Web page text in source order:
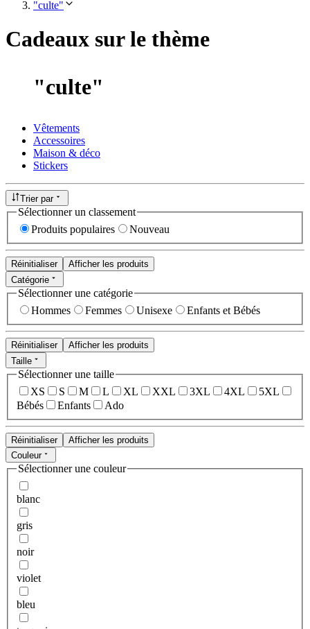
"culte"
Cadeaux sur le thème
"culte"
Vêtements
Accessoires
Maison & déco
Stickers
Trier par
Sélectionner un classement
Produits populaires
Nouveau
Réinitialiser
Afficher les produits
Catégorie
Sélectionner une catégorie
Hommes
Femmes Unisexe Enfants et Bébés
Réinitialiser
Afficher les produits
Taille
Sélectionner une taille
XS
S M L XL XXL 3XL 4XL
5XL
Bébés
Enfants Ado
Réinitialiser
Afficher les produits
Couleur
Sélectionner une couleur
blanc
gris
noir
violet
bleu